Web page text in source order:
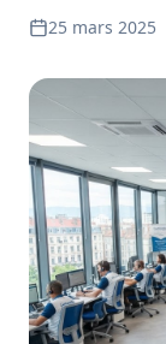
25 mars 2025